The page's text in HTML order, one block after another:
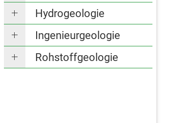
Hydrogeologie
Ingenieurgeologie
Rohstoffgeologie